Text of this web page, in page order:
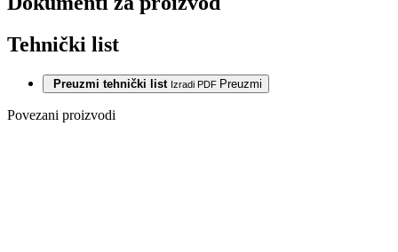
Tehnički list
Preuzmi tehnički list Izradi PDF Preuzmi
Povezani proizvodi